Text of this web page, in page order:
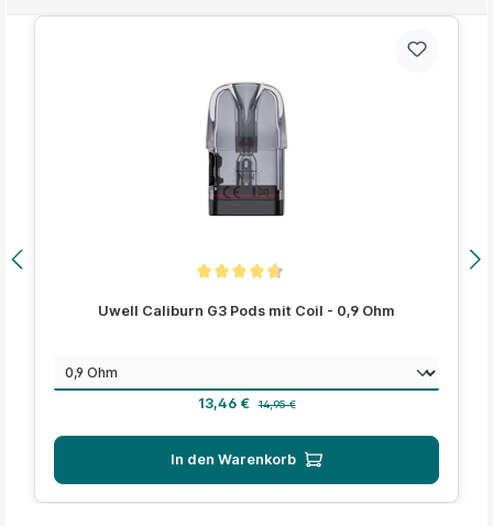
Produktgalerie überspringen
Uwell Caliburn G3 Pods mit Coil - 0,9 Ohm
Widerstand
Verkaufspreis:
13,46 € 14,95 €
In den Warenkorb